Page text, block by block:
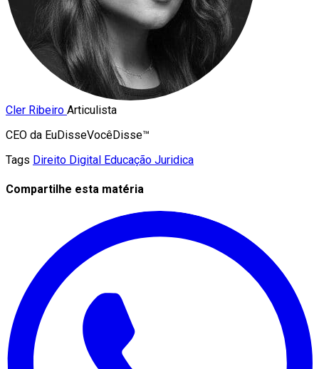
Cler Ribeiro Articulista
CEO da EuDisseVocêDisse™️
Tags Direito Digital Educação Juridica
Compartilhe esta matéria